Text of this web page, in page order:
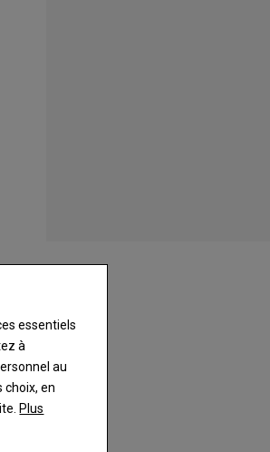
essentiels
à
au
en
Plus